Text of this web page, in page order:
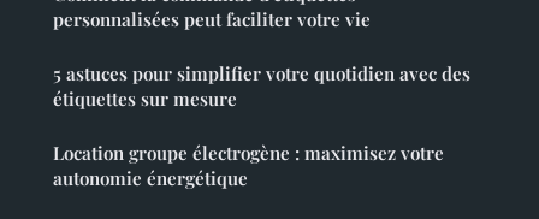
personnalisées peut faciliter votre vie
5 astuces pour simplifier votre quotidien avec des
étiquettes sur mesure
Location groupe électrogène : maximisez votre
autonomie énergétique